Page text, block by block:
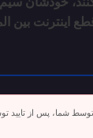
شما، پس از تایید